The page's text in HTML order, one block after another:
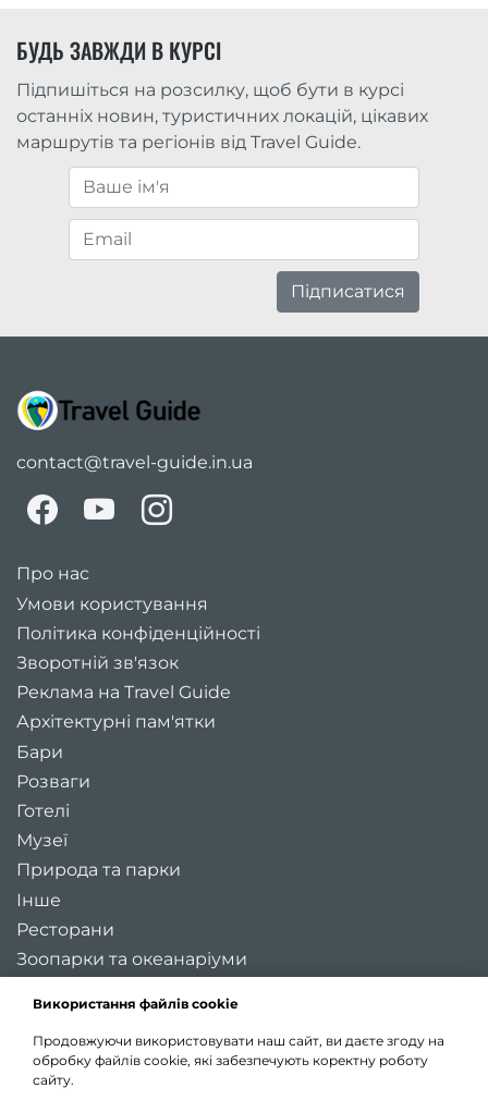
Використання файлів cookie
Продовжуючи використовувати наш сайт, ви даєте згоду на
обробку файлів cookie, які забезпечують коректну роботу
сайту.
БУДЬ ЗАВЖДИ В КУРСІ
Підпишіться на розсилку, щоб бути в курсі
останніх новин, туристичних локацій, цікавих
маршрутів та регіонів від Travel Guide.
Підписатися
contact@travel-guide.in.ua
Про нас
Умови користування
Політика конфіденційності
Зворотній зв'язок
Реклама на Travel Guide
Архітектурні пам'ятки
Бари
Розваги
Готелі
Музеї
Природа та парки
Інше
Ресторани
Зоопарки та океанаріуми
Регіони України
Туристичні міста України
Карта України